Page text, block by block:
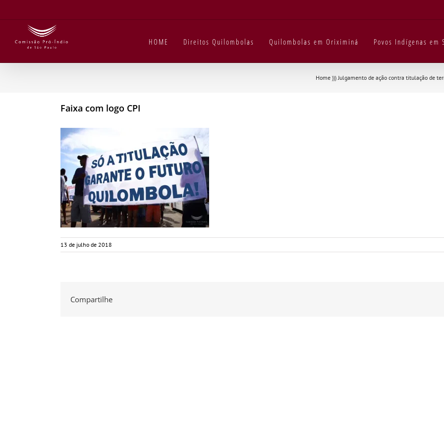
HOME Direitos Quilombolas Quilombolas em Oriximiná Povos Indígenas em
Home )))Julgamento de ação contra titulação de
Faixa com logo CPI
13 de julho de 2018
Compartilhe